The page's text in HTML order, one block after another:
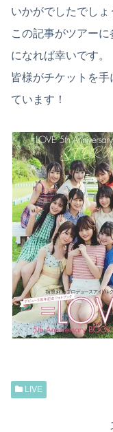
いかがでしたでしょ
この記事がツアー
になれば幸いです。
皆様がチケットを
ています！
LIVE